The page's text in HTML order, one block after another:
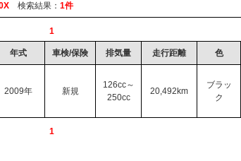
検索結果： 1件
1
年式 車検/保険 排気量 走行距離 色
2009年 新規
126cc～
250cc
20,492km
ブラッ
ク
1